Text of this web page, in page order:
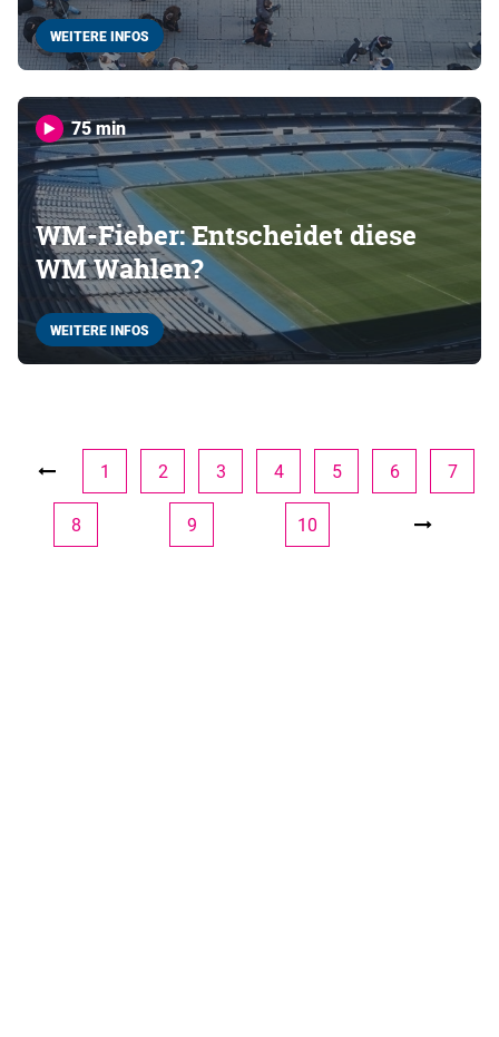
WEITERE INFOS
75 min
WM-Fieber: Entscheidet diese
WM Wahlen?
WEITERE INFOS
1 2 3 4 5 6 7
8 9 10